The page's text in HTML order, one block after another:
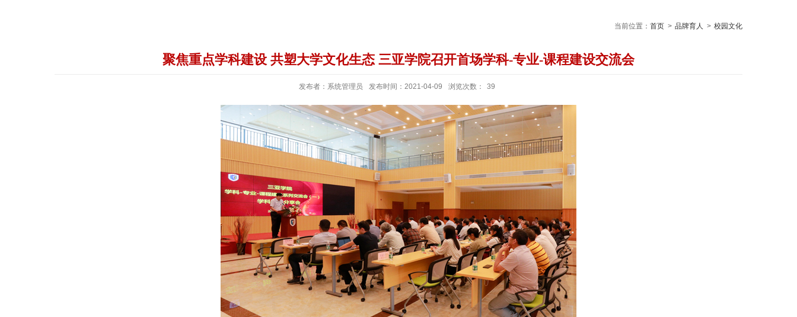
当前位置： 首页 > 品牌育人 > 校园文化
聚焦重点学科建设 共塑大学文化生态 三亚学院召开首场学科-专业-课程建设交流会
发布者：系统管理员 发布时间：2021-04-09 浏览次数： 39